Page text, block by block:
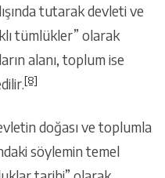
tutarak devleti ve
tümlükler” olarak
alanı, toplum ise
[8]
doğası ve toplumla
söylemin temel